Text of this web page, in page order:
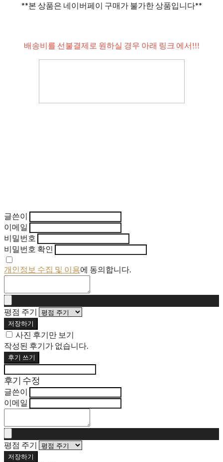
**본 상품은 네이버페이 구매가 불가한 상품입니다**
배송비를 선불결제로 원하실 경우 아래 링크 에서!!!
글쓴이
이메일
비밀번호
비밀번호 확인
개인정보 수집 및 이용에 동의합니다.
평점 주기
저장하기
사진 후기만 보기
작성된 후기가 없습니다.
후기 쓰기
후기 수정
글쓴이
이메일
평점 주기
저장하기